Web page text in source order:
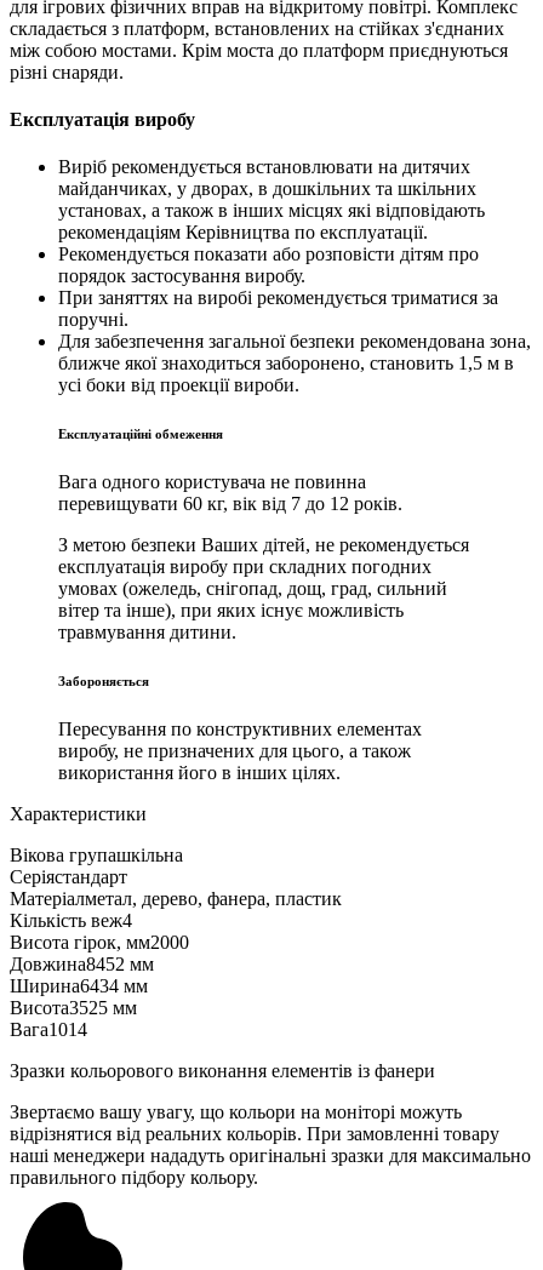
для ігрових фізичних вправ на відкритому повітрі. Комплекс
складається з платформ, встановлених на стійках з'єднаних
між собою мостами. Крім моста до платформ приєднуються
різні снаряди.
Експлуатація виробу
Виріб рекомендується встановлювати на дитячих
майданчиках, у дворах, в дошкільних та шкільних
установах, а також в інших місцях які відповідають
рекомендаціям Керівництва по експлуатації.
Рекомендується показати або розповісти дітям про
порядок застосування виробу.
При заняттях на виробі рекомендується триматися за
поручні.
Для забезпечення загальної безпеки рекомендована зона,
ближче якої знаходиться заборонено, становить 1,5 м в
усі боки від проекції вироби.
Експлуатаційні обмеження
Вага одного користувача не повинна
перевищувати 60 кг, вік від 7 до 12 років.
З метою безпеки Ваших дітей, не рекомендується
експлуатація виробу при складних погодних
умовах (ожеледь, снігопад, дощ, град, сильний
вітер та інше), при яких існує можливість
травмування дитини.
Забороняється
Пересування по конструктивних елементах
виробу, не призначених для цього, а також
використання його в інших цілях.
Характеристики
Вікова групашкільна
Серіястандарт
Матеріалметал, дерево, фанера, пластик
Кількість веж4
Висота гірок, мм2000
Довжина8452 мм
Ширина6434 мм
Висота3525 мм
Вага1014
Зразки кольорового виконання елементів із фанери
Звертаємо вашу увагу, що кольори на моніторі можуть
відрізнятися від реальних кольорів. При замовленні товару
наші менеджери нададуть оригінальні зразки для максимально
правильного підбору кольору.